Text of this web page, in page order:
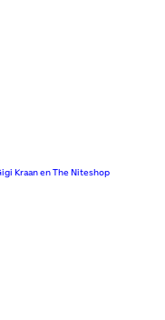
Kraan en The Niteshop